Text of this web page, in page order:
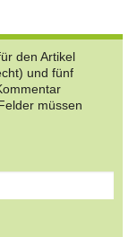
den Artikel
und fünf
müssen